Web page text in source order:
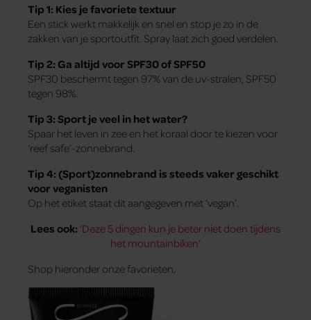
Tip 1: Kies je favoriete textuur
Een stick werkt makkelijk en snel en stop je zo in de
zakken van je sportoutfit. Spray laat zich goed verdelen.
Tip 2: Ga altijd voor SPF30 of SPF50
SPF30 beschermt tegen 97% van de uv-stralen, SPF50
tegen 98%.
Tip 3: Sport je veel in het water?
Spaar het leven in zee en het koraal door te kiezen voor
‘reef safe’-zonnebrand.
Tip 4: (Sport)zonnebrand is steeds vaker geschikt
voor veganisten
Op het etiket staat dit aangegeven met ‘vegan’.
Lees ook: ‘Deze 5 dingen kun je beter niet doen tijdens
het mountainbiken’
Shop hieronder onze favorieten.